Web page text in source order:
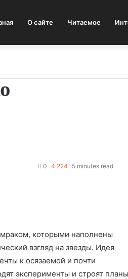
О сайте Читаемое
0 4 224 5 minutes read
которыми наполнены
взгляд на звезды. Идея
к осязаемой и почти
эксперименты и строят планы